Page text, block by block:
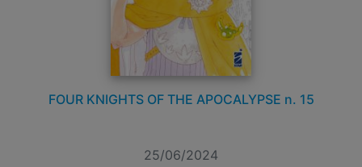
FOUR KNIGHTS OF THE APOCALYPSE n. 15
25/06/2024